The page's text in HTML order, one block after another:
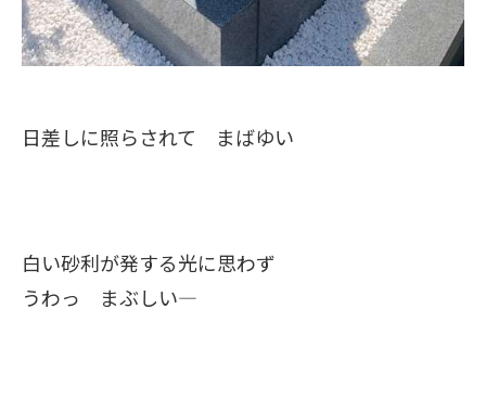
日差しに照らされて まばゆい
白い砂利が発する光に思わず
うわっ まぶしい―